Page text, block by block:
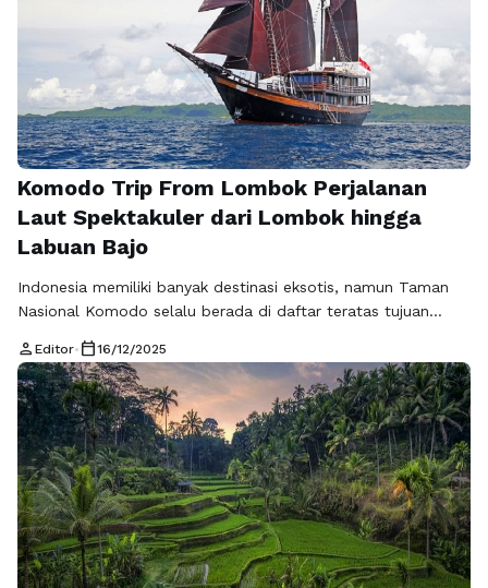
Komodo Trip From Lombok Perjalanan
Laut Spektakuler dari Lombok hingga
Labuan Bajo
Indonesia memiliki banyak destinasi eksotis, namun Taman
Nasional Komodo selalu berada di daftar teratas tujuan
wisatawan dapat menikmati perjalanan laut yang seru dan
penuh pengalaman berharga, baik berangkat dari Lombok
maupun melalui rute Labuan Bajo to Lombok. Perjalanan ini
bukan sekadar liburan biasa, melainkan petualangan
menyusuri keindahan alam …Baca Selengkapnya
person Editor• calendar_today16/12/2025